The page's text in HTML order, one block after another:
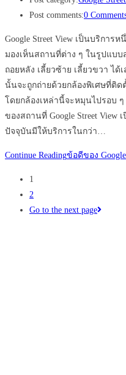
Post comments:0
Google Street View เป็นบริการ
มองเห็นสถานที่ต่าง ๆ ในรูปแบ
ถอยหลัง เลี้ยวซ้าย เลี้ยวขวา ได้
นั้นจะถูกถ่ายด้วยกล้องพิเศษที่ติ
โดยกล้องเหล่านี้จะหมุนไปรอบ
ของสถานที่ Google Street View
ปัจจุบันมีให้บริการในกว่า…
Continue Readingข้อดีของ
1
2
Go to the next page